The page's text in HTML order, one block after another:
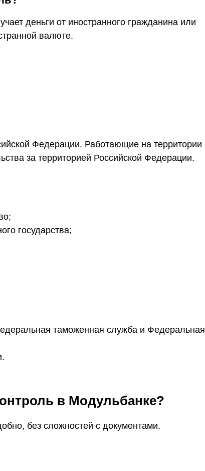
деньги от иностранного гражданина или
валюте.
Федерации. Работающие на территории
за территорией Российской Федерации.
государства;
таможенная служба и Федеральная
в Модульбанке?
без сложностей с документами.